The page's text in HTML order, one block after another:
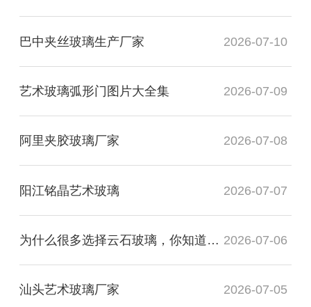
巴中夹丝玻璃生产厂家 2026-07-10
艺术玻璃弧形门图片大全集 2026-07-09
阿里夹胶玻璃厂家 2026-07-08
阳江铭晶艺术玻璃 2026-07-07
为什么很多选择云石玻璃，你知道有什么用处吗？ 2026-07-06
汕头艺术玻璃厂家 2026-07-05